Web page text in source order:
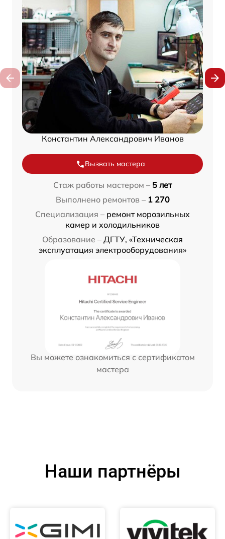
Константин Александрович Иванов
Вызвать мастера
Стаж работы мастером – 5 лет
Выполнено ремонтов – 1 270
Специализация – ремонт морозильных
камер и холодильников
Образование – ДГТУ, «Техническая
эксплуатация электрооборудования»
Вы можете ознакомиться с сертификатом
мастера
Наши партнёры